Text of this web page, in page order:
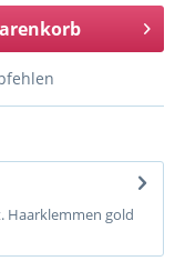
Haarklemmen gold